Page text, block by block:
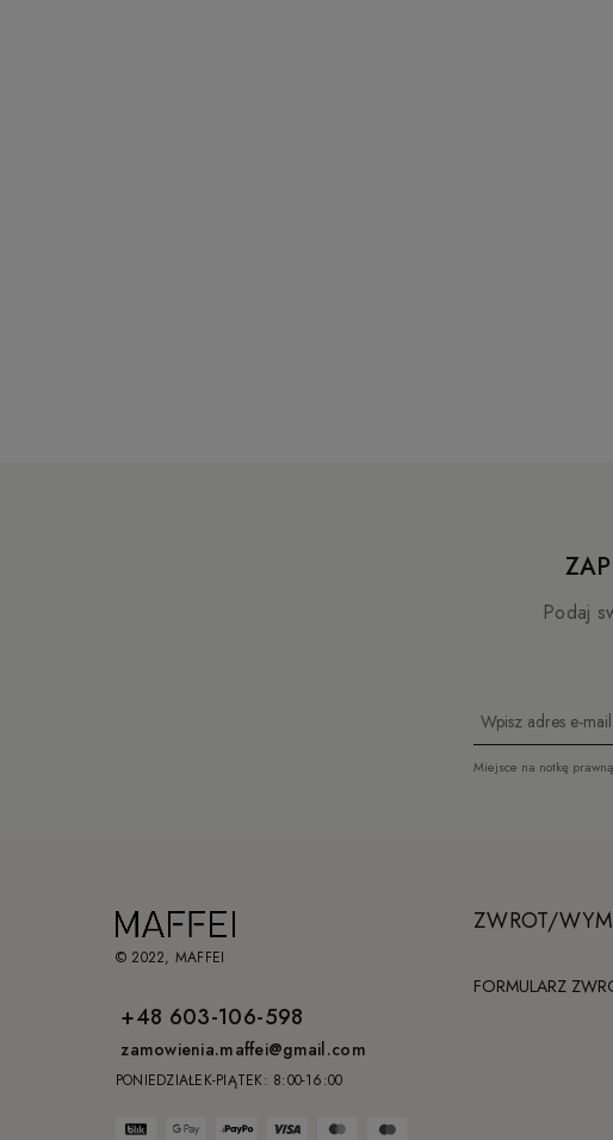
Podaj
Miejsce na notkę prawną
© 2022, MAFFEI
+48 603-106-598
zamowienia.maffei@gmail.com
PONIEDZIAŁEK-PIĄTEK: 8:00-16:00
ZWROT/
FORMULARZ